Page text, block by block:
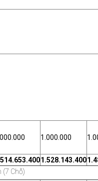
1.000.000
1.528.143.400
(7 Chỗ)